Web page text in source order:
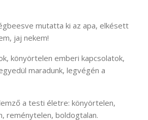
mutatta ki az apa, elkésett
jaj nekem!
könyörtelen emberi kapcsolatok,
maradunk, legvégén a
a testi életre: könyörtelen,
reménytelen, boldogtalan.